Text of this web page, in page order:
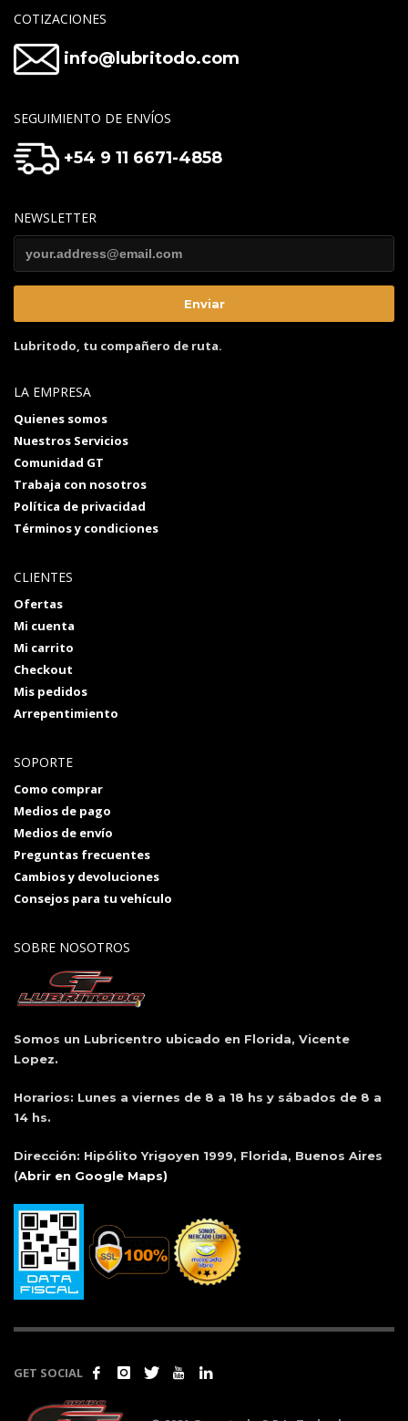
COTIZACIONES
info@lubritodo.com
SEGUIMIENTO DE ENVÍOS
+54 9 11 6671-4858
NEWSLETTER
Lubritodo, tu compañero de ruta.
LA EMPRESA
Quienes somos
Nuestros Servicios
Comunidad GT
Trabaja con nosotros
Política de privacidad
Términos y condiciones
CLIENTES
Ofertas
Mi cuenta
Mi carrito
Checkout
Mis pedidos
Arrepentimiento
SOPORTE
Como comprar
Medios de pago
Medios de envío
Preguntas frecuentes
Cambios y devoluciones
Consejos para tu vehículo
SOBRE NOSOTROS
Somos un Lubricentro ubicado en Florida, Vicente
Lopez.
Horarios: Lunes a viernes de 8 a 18 hs y sábados de 8 a
14 hs.
Dirección: Hipólito Yrigoyen 1999, Florida, Buenos Aires
(Abrir en Google Maps)
GET SOCIAL